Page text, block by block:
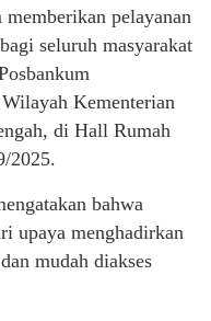
pelayanan
seluruh masyarakat
Kementerian
di Hall Rumah
2025.
bahwa
upaya menghadirkan
mudah diakses